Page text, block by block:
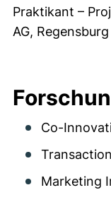
Praktikant –
AG, Regensburg
Co-
Marketing